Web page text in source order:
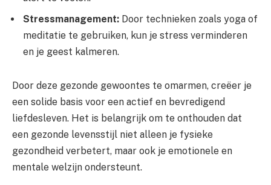
Stressmanagement: Door technieken zoals yoga of
meditatie te gebruiken, kun je stress verminderen
en je geest kalmeren.
Door deze gezonde gewoontes te omarmen, creëer je
een solide basis voor een actief en bevredigend
liefdesleven. Het is belangrijk om te onthouden dat
een gezonde levensstijl niet alleen je fysieke
gezondheid verbetert, maar ook je emotionele en
mentale welzijn ondersteunt.